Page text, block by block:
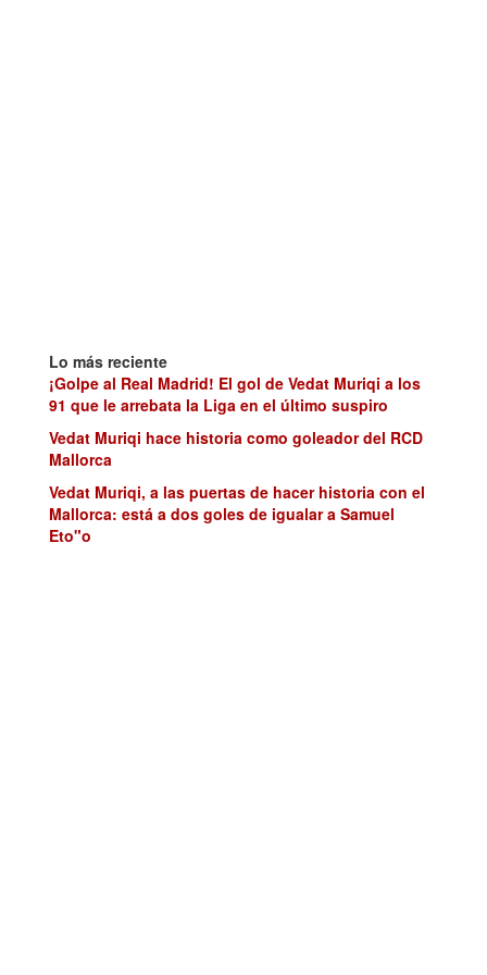
Lo más reciente
¡Golpe al Real Madrid! El gol de Vedat Muriqi a los
91 que le arrebata la Liga en el último suspiro
Vedat Muriqi hace historia como goleador del RCD
Mallorca
Vedat Muriqi, a las puertas de hacer historia con el
Mallorca: está a dos goles de igualar a Samuel
Eto"o